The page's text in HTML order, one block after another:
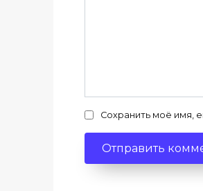
Сохранить моё имя,